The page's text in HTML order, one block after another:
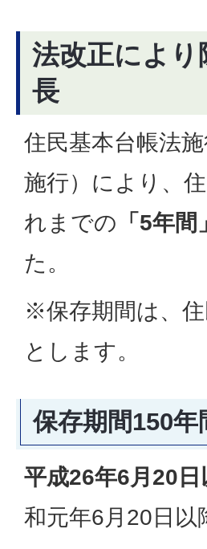
法改正により
長
住民基本台帳法
施行）により、
れまでの 「5年間」
た。
※保存期間は、
とします。
保存期間150
平成26年6月20日
和元年6月20日